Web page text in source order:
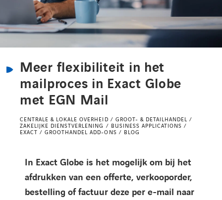
Nieuws
Kennisbank
Referenties
Events
Werken bij Axians
Meer flexibiliteit in het
mailproces in Exact Globe
met EGN Mail
CENTRALE & LOKALE OVERHEID / GROOT- & DETAILHANDEL /
ZAKELIJKE DIENSTVERLENING / BUSINESS APPLICATIONS /
EXACT / GROOTHANDEL ADD-ONS / BLOG
In Exact Globe is het mogelijk om bij het
afdrukken van een offerte, verkooporder,
bestelling of factuur deze per e-mail naar